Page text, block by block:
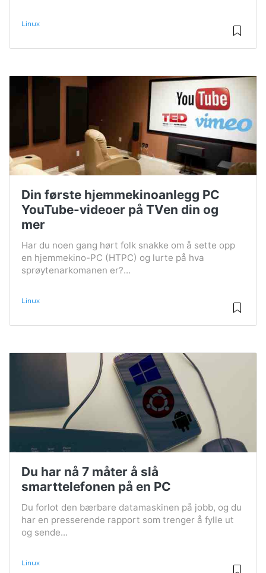
Linux
Din første hjemmekinoanlegg PC
YouTube-videoer på TVen din og
mer
Har du noen gang hørt folk snakke om å sette opp
en hjemmekino-PC (HTPC) og lurte på hva
sprøytenarkomanen er?...
Linux
Du har nå 7 måter å slå
smarttelefonen på en PC
Du forlot den bærbare datamaskinen på jobb, og du
har en presserende rapport som trenger å fylle ut
og sende...
Linux